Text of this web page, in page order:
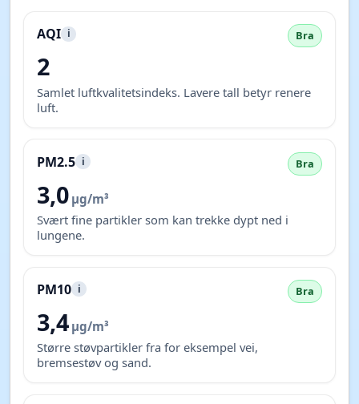
AQI i Bra
2
Samlet luftkvalitetsindeks. Lavere tall betyr renere
luft.
PM2.5 i Bra
3,0 µg/m³
Svært fine partikler som kan trekke dypt ned i
lungene.
PM10 i Bra
3,4 µg/m³
Større støvpartikler fra for eksempel vei,
bremsestøv og sand.